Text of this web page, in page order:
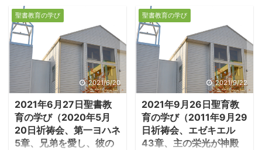
聖書教育の学び
2021/6/20
2021年6月27日聖書教
育の学び（2020年5月
20日祈祷会、第一ヨハネ
5章、兄弟を愛し、彼の
聖書教育の学び
2021/9/22
2021年9月26日聖育教
育の学び（2011年9月29
日祈祷会、エゼキエル
43章、主の栄光が神殿